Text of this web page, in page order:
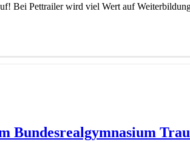
Bei Pettrailer wird viel Wert auf
Bundesrealgymnasium